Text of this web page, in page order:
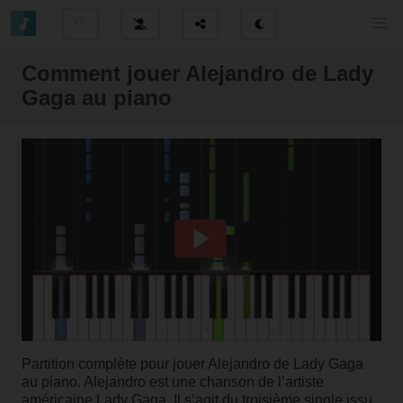
Comment jouer Alejandro de Lady
Gaga au piano
Partition complète pour jouer Alejandro de Lady Gaga
au piano. Alejandro est une chanson de l’artiste
américaine Lady Gaga. Il s’agit du troisième single issu